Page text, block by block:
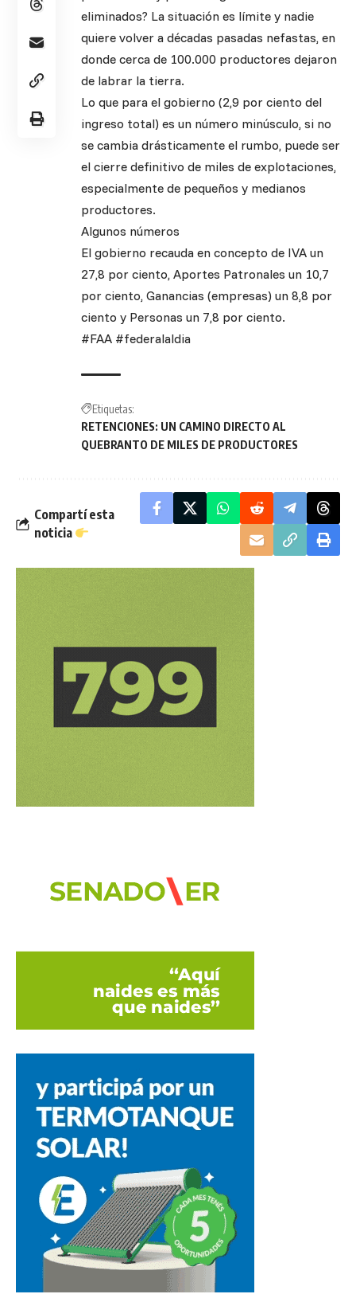
eliminados? La situación es límite y nadie
quiere volver a décadas pasadas nefastas, en
donde cerca de 100.000 productores dejaron
de labrar la tierra.
Lo que para el gobierno (2,9 por ciento del
ingreso total) es un número minúsculo, si no
se cambia drásticamente el rumbo, puede ser
el cierre definitivo de miles de explotaciones,
especialmente de pequeños y medianos
productores.
Algunos números
El gobierno recauda en concepto de IVA un
27,8 por ciento, Aportes Patronales un 10,7
por ciento, Ganancias (empresas) un 8,8 por
ciento y Personas un 7,8 por ciento.
#FAA #federalaldia
Etiquetas:
RETENCIONES: UN CAMINO DIRECTO AL
QUEBRANTO DE MILES DE PRODUCTORES
Compartí esta
noticia